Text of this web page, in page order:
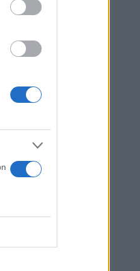
που καίνε
οι
από
υπάρχουν
αν
Στην